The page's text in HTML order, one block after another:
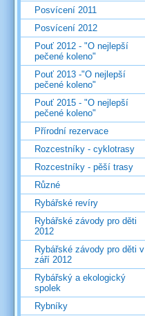
Posvícení 2011
Posvícení 2012
Pouť 2012 - "O nejlepší
pečené koleno"
Pouť 2013 -"O nejlepší
pečené koleno"
Pouť 2015 - "O nejlepší
pečené koleno"
Přírodní rezervace
Rozcestníky - cyklotrasy
Rozcestníky - pěší trasy
Různé
Rybářské revíry
Rybářské závody pro děti
2012
Rybářské závody pro děti v
září 2012
Rybářský a ekologický
spolek
Rybníky